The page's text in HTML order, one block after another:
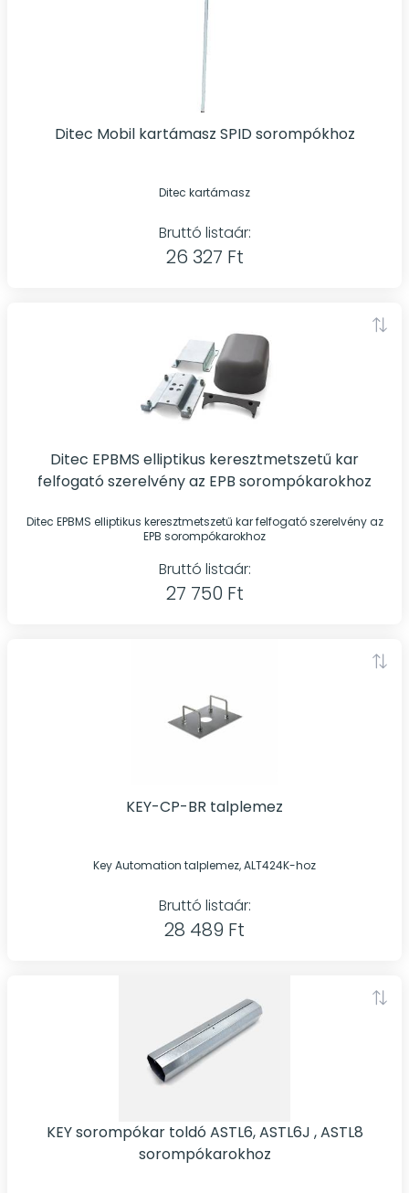
Ditec Mobil kartámasz SPID sorompókhoz
Ditec kartámasz
Bruttó listaár:
26 327 Ft
Ditec EPBMS elliptikus keresztmetszetű kar
felfogató szerelvény az EPB sorompókarokhoz
Ditec EPBMS elliptikus keresztmetszetű kar felfogató szerelvény az
EPB sorompókarokhoz
Bruttó listaár:
27 750 Ft
KEY-CP-BR talplemez
Key Automation talplemez, ALT424K-hoz
Bruttó listaár:
28 489 Ft
KEY sorompókar toldó ASTL6, ASTL6J , ASTL8
sorompókarokhoz